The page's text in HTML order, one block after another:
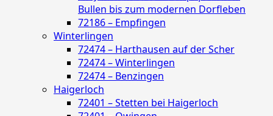
Bullen bis zum modernen Dorfleben
72186 – Empfingen
Winterlingen
72474 – Harthausen auf der Scher
72474 – Winterlingen
72474 – Benzingen
Haigerloch
72401 – Stetten bei Haigerloch